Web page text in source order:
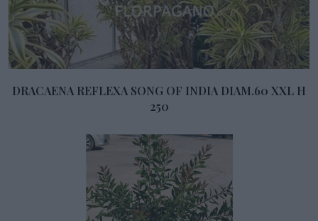
DRACAENA REFLEXA SONG OF INDIA DIAM.60 XXL H
250